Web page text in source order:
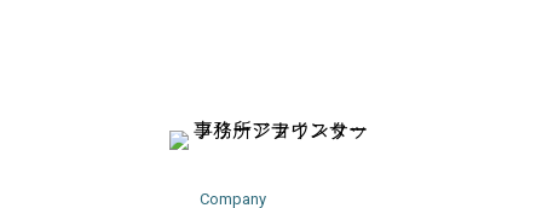
Company